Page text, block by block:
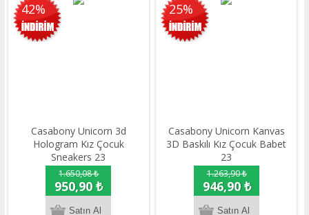
42%
Casabony Unicorn 3d
Hologram Kız Çocuk
Sneakers 23
1.650,08 ₺
950,90 ₺
25%
Casabony Unicorn Kanvas
3D Baskılı Kız Çocuk Babet
23
1.263,90 ₺
946,90 ₺